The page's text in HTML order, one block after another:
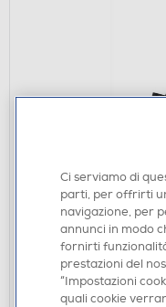
€ 17,99
Acquisto online:
Ritiro in negozio in
Ci serviamo di
parti, per offrirti
navigazione, per
annunci in modo
fornirti
prestazioni del
“Impostazioni
quali cookie